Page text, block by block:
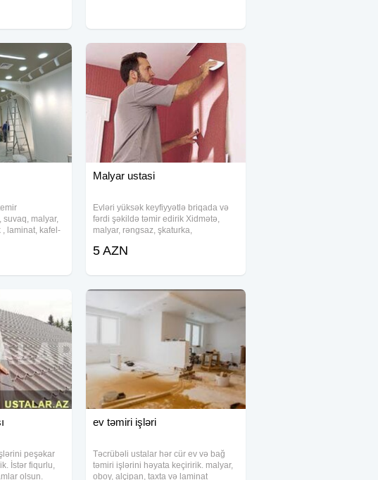
suvaq, malyar,
laminat, kafel-
Malyar ustasi
Evləri yüksək keyfiyyətlə briqada və
fərdi şəkildə təmir edirik Xidmətə,
malyar, rəngsaz, şkaturka,
emusiya, laminat, santexnik, elektrik
yolu
5 AZN
peşəkar
İstər fiqurlu,
olsun.
ev təmiri işləri
Təcrübəli ustalar hər cür ev və bağ
təmiri işlərini həyata keçiririk. malyar,
oboy, alçipan, taxta və laminat